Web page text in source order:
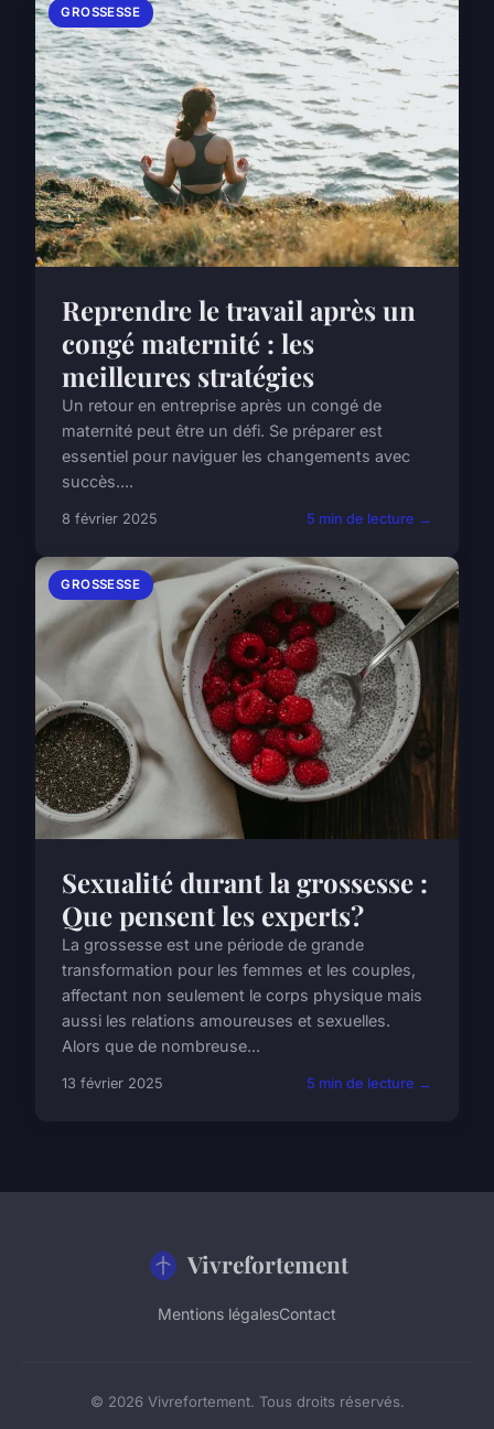
GROSSESSE
Reprendre le travail après un
congé maternité : les
meilleures stratégies
Un retour en entreprise après un congé de
maternité peut être un défi. Se préparer est
essentiel pour naviguer les changements avec
succès....
8 février 2025 5 min de lecture →
GROSSESSE
Sexualité durant la grossesse :
Que pensent les experts?
La grossesse est une période de grande
transformation pour les femmes et les couples,
affectant non seulement le corps physique mais
aussi les relations amoureuses et sexuelles.
Alors que de nombreuse...
13 février 2025 5 min de lecture →
Vivrefortement
Mentions légalesContact
© 2026 Vivrefortement. Tous droits réservés.